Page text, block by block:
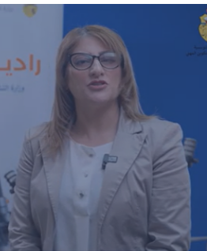
Plateforme data-driven
fonds